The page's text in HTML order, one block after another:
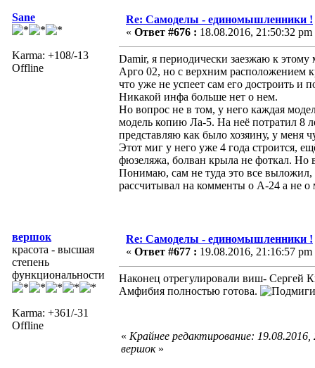
Sane
Karma: +108/-13
Offline
Re: Самоделы - единомышленники !
« Ответ #676 : 18.08.2016, 21:50:32 pm
Damir, я периодически заезжаю к
Арго 02, но с верхним расположением
что уже не успеет сам его достроить и
Никакой инфа больше нет о нем.
Но вопрос не в том, у него каждая
модель копию Ла-5. На неё потратил 8
представляю как было хозяину, у меня
Этот миг у него уже 4 года строится,
фюзеляжа, болван крыла не фоткал. Но
Понимаю, сам не туда это все
рассчитывал на комменты о А-24 а не о
вершок
красота - высшая
степень
функциональности
Karma: +361/-31
Offline
Re: Самоделы - единомышленники !
« Ответ #677 : 19.08.2016, 21:16:57 pm
Наконец отрегулировали виш- Сергей
Амфибия полностью готова.
« Крайнее редактирование:
вершок»